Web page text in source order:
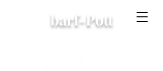
barf-Pott